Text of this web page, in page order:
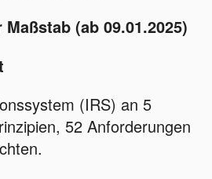
(ab 09.01.2025)
(IRS) an 5
52 Anforderungen